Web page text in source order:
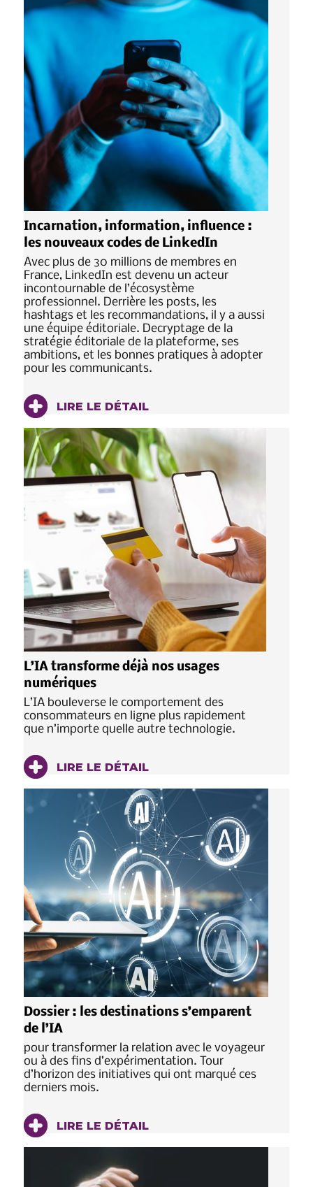
Incarnation, information, influence :
les nouveaux codes de LinkedIn
Avec plus de 30 millions de membres en
France, LinkedIn est devenu un acteur
incontournable de l’écosystème
professionnel. Derrière les posts, les
hashtags et les recommandations, il y a aussi
une équipe éditoriale. Decryptage de la
stratégie éditoriale de la plateforme, ses
ambitions, et les bonnes pratiques à adopter
pour les communicants.
LIRE LE DÉTAIL
L’IA transforme déjà nos usages
numériques
L’IA bouleverse le comportement des
consommateurs en ligne plus rapidement
que n’importe quelle autre technologie.
LIRE LE DÉTAIL
Dossier : les destinations s’emparent
de l’IA
pour transformer la relation avec le voyageur
ou à des fins d’expérimentation. Tour
d’horizon des initiatives qui ont marqué ces
derniers mois.
LIRE LE DÉTAIL